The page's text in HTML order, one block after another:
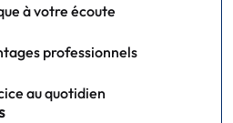
à votre écoute
professionnels
au quotidien